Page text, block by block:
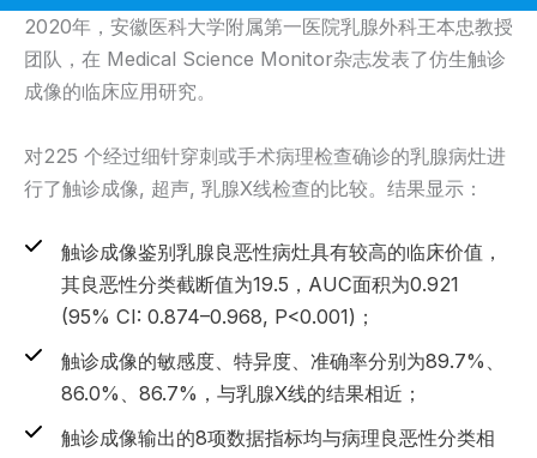
2020年，安徽医科大学附属第一医院乳腺外科王本忠教授
团队，在 Medical Science Monitor杂志发表了仿生触诊
成像的临床应用研究。
对225 个经过细针穿刺或手术病理检查确诊的乳腺病灶进
行了触诊成像, 超声, 乳腺X线检查的比较。结果显示：
触诊成像鉴别乳腺良恶性病灶具有较高的临床价值，
其良恶性分类截断值为19.5，AUC面积为0.921
(95% CI: 0.874–0.968, P<0.001)；
触诊成像的敏感度、特异度、准确率分别为89.7%、
86.0%、86.7%，与乳腺X线的结果相近；
触诊成像输出的8项数据指标均与病理良恶性分类相